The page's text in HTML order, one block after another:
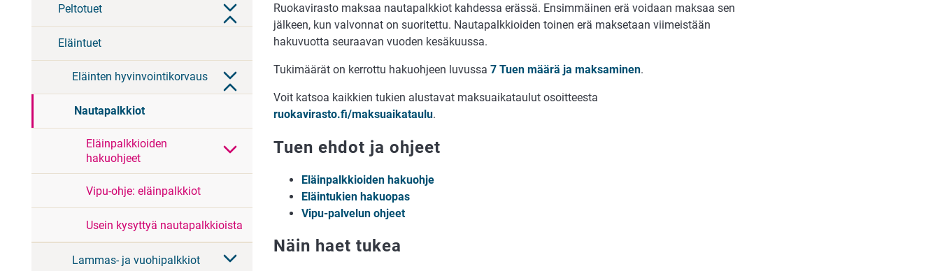
Peltotuet
Eläintuet
Eläinten hyvinvointikorvaus
Nautapalkkiot
Eläinpalkkioiden
hakuohjeet
Vipu-ohje: eläinpalkkiot
Usein kysyttyä nautapalkkioista
Lammas- ja vuohipalkkiot
Ruokavirasto maksaa nautapalkkiot kahdessa erässä. Ensimmäinen erä voidaan maksaa sen
jälkeen, kun valvonnat on suoritettu. Nautapalkkioiden toinen erä maksetaan viimeistään
hakuvuotta seuraavan vuoden kesäkuussa.
Tukimäärät on kerrottu hakuohjeen luvussa 7 Tuen määrä ja maksaminen.
Voit katsoa kaikkien tukien alustavat maksuaikataulut osoitteesta
ruokavirasto.fi/maksuaikataulu.
Tuen ehdot ja ohjeet
Eläinpalkkioiden hakuohje
Eläintukien hakuopas
Vipu-palvelun ohjeet
Näin haet tukea